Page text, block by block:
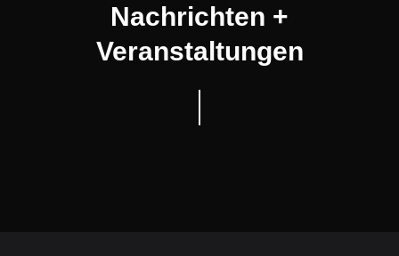
Nachrichten +
Veranstaltungen
Wie man eine Drohnenshow
organisiert
LEGGI +
Veranstaltungstrends 2026:
Emotion, Innovation und Licht |
OKTOBER 27, 2025
Drohnenshow Lugano 2025 |
Drohnenshows in der Schweiz
von ink7lab